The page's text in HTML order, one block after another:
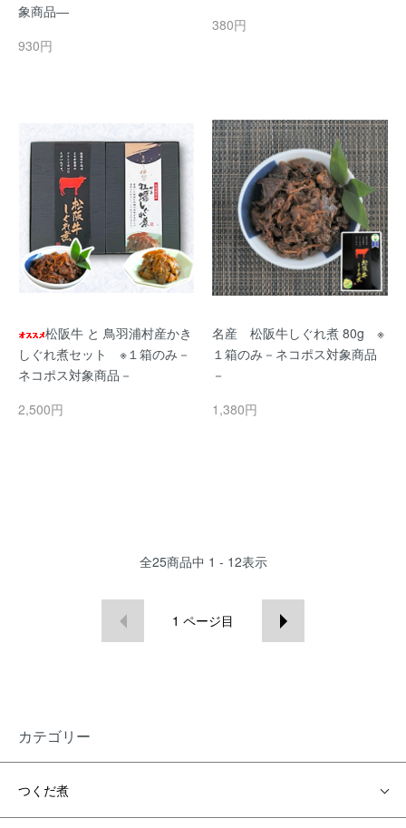
象商品―
930円
380円
松阪牛 と 鳥羽浦村産かき
しぐれ煮セット ※１箱のみ－
ネコポス対象商品－
2,500円
名産 松阪牛しぐれ煮 80g ※
１箱のみ－ネコポス対象商品
－
1,380円
全25商品中 1 - 12表示
1 ページ目
カテゴリー
つくだ煮